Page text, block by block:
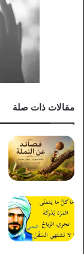
مقالات ذات صلة